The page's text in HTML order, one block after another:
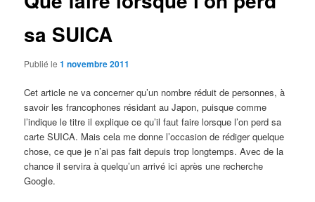
sa SUICA
Publié le1 novembre 2011
Cet article ne va concerner qu’un nombre réduit de personnes, à
savoir les francophones résidant au Japon, puisque comme
l’indique le titre il explique ce qu’il faut faire lorsque l’on perd sa
carte SUICA. Mais cela me donne l’occasion de rédiger quelque
chose, ce que je n’ai pas fait depuis trop longtemps. Avec de la
chance il servira à quelqu’un arrivé ici après une recherche
Google.